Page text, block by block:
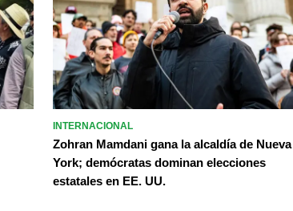
INTERNACIONAL
Zohran Mamdani gana la alcaldía de Nueva
York; demócratas dominan elecciones
estatales en EE. UU.